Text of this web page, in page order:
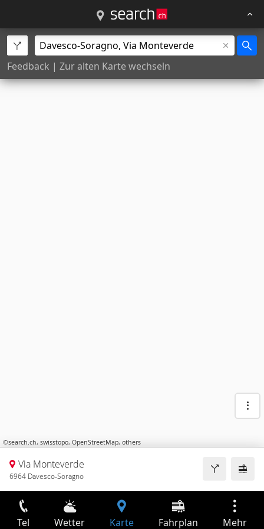
Feedback | Zur alten Karte wechseln
©search.ch, swisstopo, OpenStreetMap, others
Via Monteverde
6964 Davesco-Soragno
Tel Wetter Karte Fahrplan Mehr